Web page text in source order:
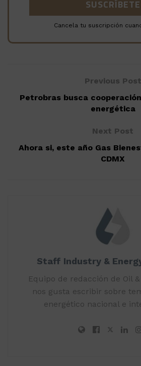
Cancela tu suscripción
Previous Post
Petrobras busca
energética
Next Post
Ahora si, este año Gas
CDMX
Staff Industry &
Equipo de redacción de Oil
nos gusta escribir sobre
energético nacional e